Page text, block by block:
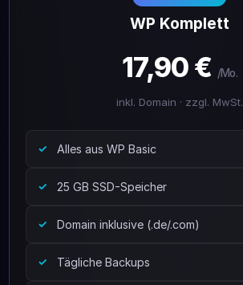
WP Komplett
17,90 € /Mo.
inkl. Domain · zzgl. MwSt.
Alles aus WP Basic
25 GB SSD-Speicher
Domain inklusive (.de/.com)
Tägliche Backups